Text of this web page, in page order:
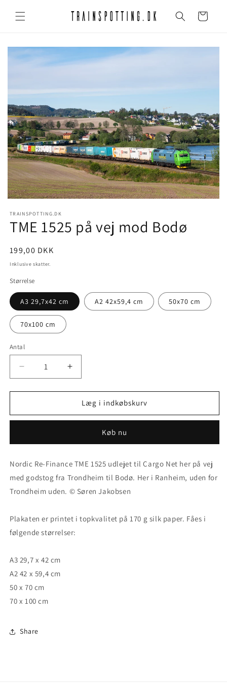
indhold
Indkøbskurv
TRAINSPOTTING.DK
TME 1525 på vej mod Bodø
Normalpris
199,00 DKK
Inklusive skatter.
Størrelse
A3 29,7x42 cm A2 42x59,4 cm 50x70 cm
70x100 cm
Antal
Antal
Reducer
antallet
for
1525
mod
Øg
antallet
for
TME
1525
mod
Læg i indkøbskurv
Køb nu
Nordic Re-Finance TME 1525 udlejet til Cargo Net her på vej
med godstog fra Trondheim til Bodø. Her i Ranheim, uden for
Trondheim uden. © Søren Jakobsen
Plakaten er printet i topkvalitet på 170 g silk paper. Fåes i
følgende størrelser:
A3 29,7 x 42 cm
A2 42 x 59,4 cm
50 x 70 cm
70 x 100 cm
Share